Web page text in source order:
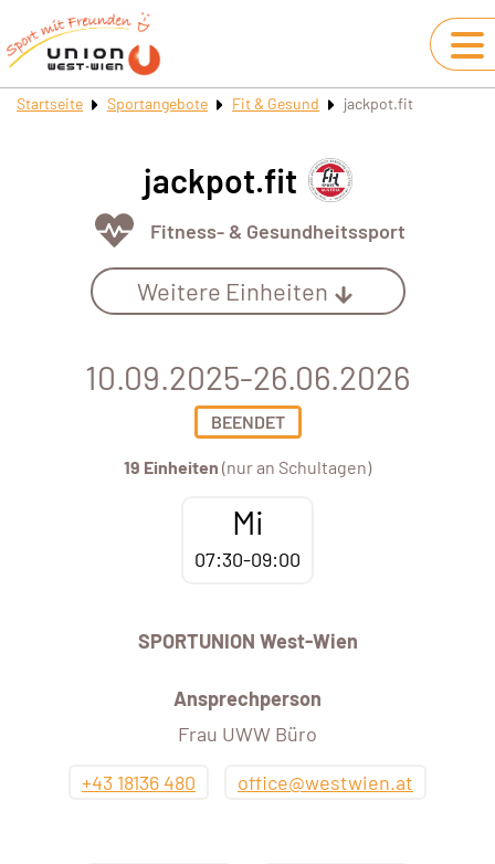
Startseite Sportangebote Fit & Gesund jackpot.fit
jackpot.fit
Fitness- & Gesundheitssport
Weitere Einheiten
10.09.2025-26.06.2026
BEENDET
19 Einheiten (nur an Schultagen)
Mi
07:30-09:00
SPORTUNION West-Wien
Ansprechperson
Frau UWW Büro
+43 18136 480
office@westwien.at